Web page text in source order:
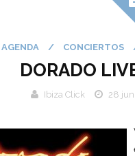
AGENDA / CONCIERTOS
DORADO
Ibiza Click 28